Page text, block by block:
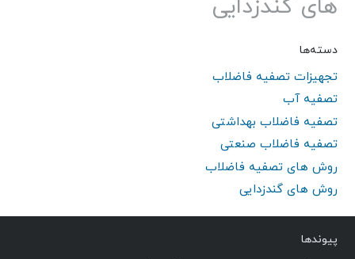
های گندزدایی
دسته‌ها
تجهیزات تصفیه فاضلاب
تصفیه آب
تصفیه فاضلاب بهداشتی
تصفیه فاضلاب صنعتی
روش های تصفیه فاضلاب
روش های گندزدایی
پیوندها